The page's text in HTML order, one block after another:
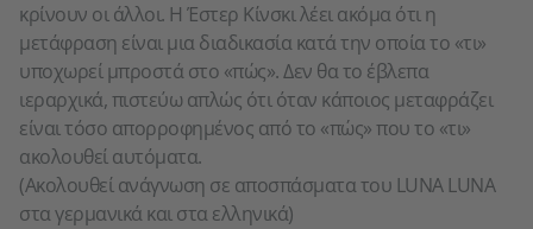
κρίνουν οι άλλοι. Η Έστερ Κίνσκι λέει ακόμα ότι η
μετάφραση είναι μια διαδικασία κατά την οποία το «τι»
υποχωρεί μπροστά στο «πώς». Δεν θα το έβλεπα
ιεραρχικά, πιστεύω απλώς ότι όταν κάποιος μεταφράζει
είναι τόσο απορροφημένος από το «πώς» που το «τι»
ακολουθεί αυτόματα.
(Ακολουθεί ανάγνωση σε αποσπάσματα του LUNA LUNA
στα γερμανικά και στα ελληνικά)